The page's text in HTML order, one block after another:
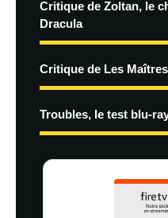
Critique de Zoltan, le
Dracula
Critique de Les
Troubles, le test blu-